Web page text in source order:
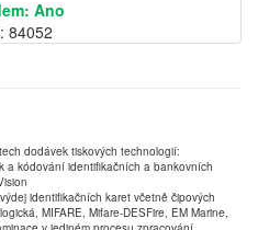
Ano
84052
dodávek tiskových technologií:
a kódování identifikačních a bankovních
identifikačních karet včetně čipových
MIFARE, Mifare-DESFire, EM Marine,